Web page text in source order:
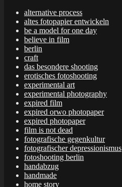
alternative process
altes fotopapier entwickeln
be a model for one day
believe in film
berlin
craft
das besondere shooting
erotisches fotoshooting
experimental art
experimental photography
expired film
expired orwo photopaper
expired photopaper
film is not dead
fotografische gegenkultur
fotografischer depressionismus
fotoshooting berlin
handabzug
handmade
home story